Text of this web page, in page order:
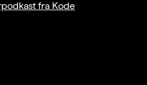
fra Kode